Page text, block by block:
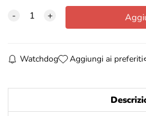
Watchdog Aggiungi ai preferiti